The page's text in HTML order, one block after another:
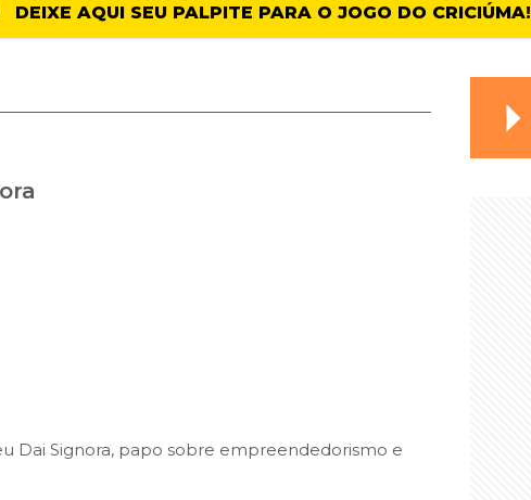
DEIXE AQUI SEU PALPITE PARA O JOGO DO CRICIÚMA!
Dai Signora, papo sobre empreendedorismo e